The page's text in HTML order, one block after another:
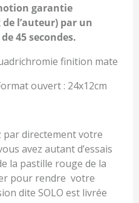
garantie
l’auteur) par un
45 secondes.
finition mate
ouvert : 24x12cm
par directement votre
avez autant d’essais
la pastille rouge de la
pour rendre votre
dite SOLO est livrée